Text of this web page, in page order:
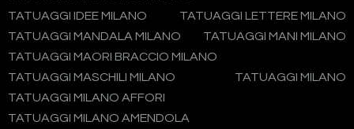
TATUAGGI IDEE MILANO
TATUAGGI LETTERE MILANO
TATUAGGI MANDALA MILANO
TATUAGGI MANI MILANO
TATUAGGI MAORI BRACCIO MILANO
TATUAGGI MASCHILI MILANO
TATUAGGI MILANO
TATUAGGI MILANO AFFORI
TATUAGGI MILANO AMENDOLA